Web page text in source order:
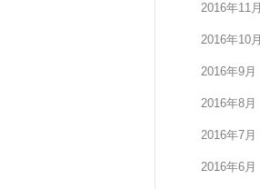
2016年11月
2016年10月
2016年9月
2016年8月
2016年7月
2016年6月